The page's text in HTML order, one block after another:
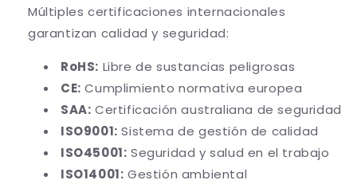
Múltiples certificaciones internacionales
garantizan calidad y seguridad:
RoHS: Libre de sustancias peligrosas
CE: Cumplimiento normativa europea
SAA: Certificación australiana de seguridad
ISO9001: Sistema de gestión de calidad
ISO45001: Seguridad y salud en el trabajo
ISO14001: Gestión ambiental